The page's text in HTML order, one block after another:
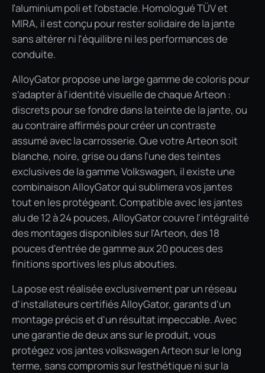
l'aluminium poli et l'obstacle. Homologué TÜV et
MIRA, il est conçu pour rester solidaire de la jante
sans altérer ni l'équilibre ni les performances de
conduite.
AlloyGator propose une large gamme de coloris pour
s'adapter à l'identité visuelle de chaque Arteon :
discrets pour se fondre dans la teinte de la jante, ou
au contraire affirmés pour créer un contraste
assumé avec la carrosserie. Que votre Arteon soit
blanche, noire, grise ou dans l'une des teintes
exclusives de la gamme Volkswagen, il existe une
combinaison AlloyGator qui sublimera vos jantes
tout en les protégeant. Compatible avec les jantes
alu de 12 à 24 pouces, AlloyGator couvre l'intégralité
des montages disponibles sur l'Arteon, des 18
pouces d'entrée de gamme aux 20 pouces des
finitions sportives les plus abouties.
La pose est réalisée exclusivement par un réseau
d'installateurs certifiés AlloyGator, garants d'un
montage précis et d'un résultat impeccable. Avec
une garantie de deux ans sur le produit, vous
protégez vos jantes volkswagen Arteon sur le long
terme, sans compromis sur l'esthétique ni sur la